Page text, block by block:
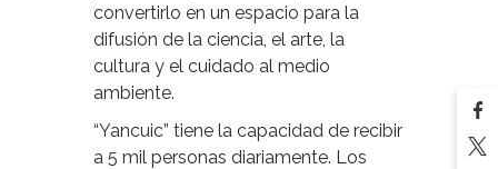
convertirlo en un espacio para la
difusión de la ciencia, el arte, la
cultura y el cuidado al medio
ambiente.
“Yancuic” tiene la capacidad de recibir
a 5 mil personas diariamente. Los